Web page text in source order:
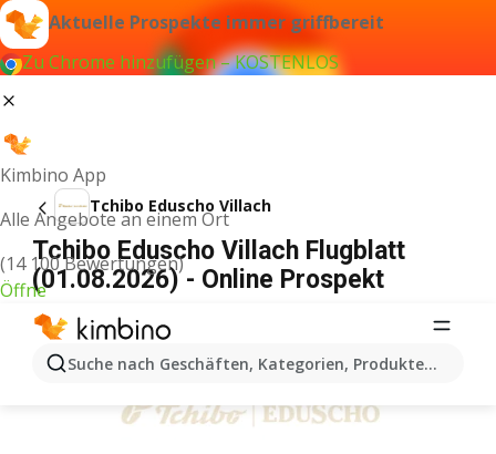
Aktuelle Prospekte immer griffbereit
Zu Chrome hinzufügen – KOSTENLOS
Kimbino App
Alle Angebote an einem Ort
(14 100 Bewertungen)
Öffne
Suche nach Geschäften, Kategorien, Produkten...
Tchibo Eduscho Villach
Tchibo Eduscho Villach Flugblatt
(01.08.2026) - Online Prospekt